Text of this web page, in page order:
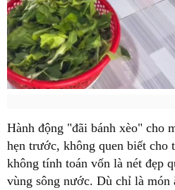
Hành động "đãi bánh xèo" cho
hẹn trước, không quen biết
không tính toán vốn là nét đẹp
vùng sông nước. Dù chỉ là món